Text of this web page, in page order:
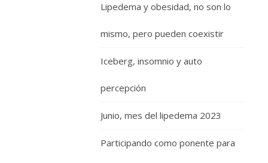
Lipedema y obesidad, no son lo
mismo, pero pueden coexistir
Iceberg, insomnio y auto
percepción
Junio, mes del lipedema 2023
Participando como ponente para